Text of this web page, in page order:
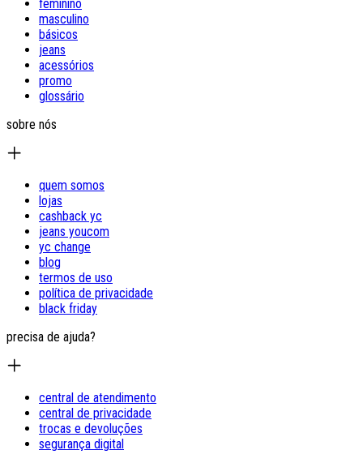
feminino
masculino
básicos
jeans
acessórios
promo
glossário
sobre nós
quem somos
lojas
cashback yc
jeans youcom
yc change
blog
termos de uso
política de privacidade
black friday
precisa de ajuda?
central de atendimento
central de privacidade
trocas e devoluções
segurança digital